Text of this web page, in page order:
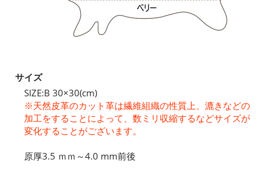
サイズ
SIZE:B 30×30(cm)
※天然皮革のカット革は繊維組織の性質上、漉きなどの
加工をすることによって、数ミリ収縮するなどサイズが
変化することがございます。
原厚3.5 ｍｍ～4.0 mm前後